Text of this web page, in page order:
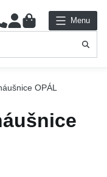
0 Menu
OPÁL